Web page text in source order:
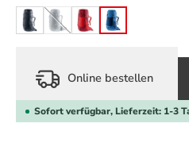
blackblack/graphite
(Diese Option ist zurzeit nicht
cherry/masala
nightblue/baltic
Online bestellen
Sofort verfügbar, Lieferzeit: 1-3